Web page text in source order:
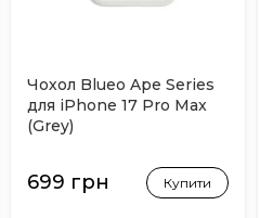
Чохол Blueo Ape Series
для iPhone 17 Pro Max
(Grey)
699 грн Купити